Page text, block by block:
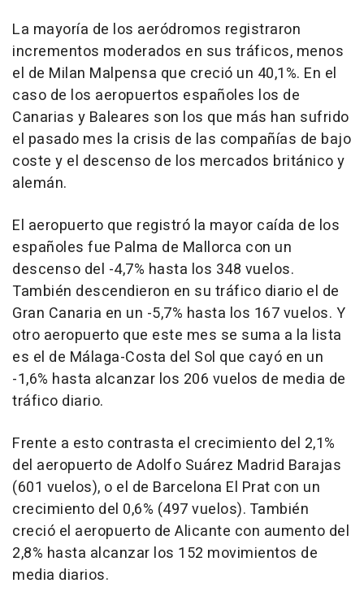
La mayoría de los aeródromos registraron
incrementos moderados en sus tráficos, menos
el de Milan Malpensa que creció un 40,1%. En el
caso de los aeropuertos españoles los de
Canarias y Baleares son los que más han sufrido
el pasado mes la crisis de las compañías de bajo
coste y el descenso de los mercados británico y
alemán.
El aeropuerto que registró la mayor caída de los
españoles fue Palma de Mallorca con un
descenso del -4,7% hasta los 348 vuelos.
También descendieron en su tráfico diario el de
Gran Canaria en un -5,7% hasta los 167 vuelos. Y
otro aeropuerto que este mes se suma a la lista
es el de Málaga-Costa del Sol que cayó en un
-1,6% hasta alcanzar los 206 vuelos de media de
tráfico diario.
Frente a esto contrasta el crecimiento del 2,1%
del aeropuerto de Adolfo Suárez Madrid Barajas
(601 vuelos), o el de Barcelona El Prat con un
crecimiento del 0,6% (497 vuelos). También
creció el aeropuerto de Alicante con aumento del
2,8% hasta alcanzar los 152 movimientos de
media diarios.